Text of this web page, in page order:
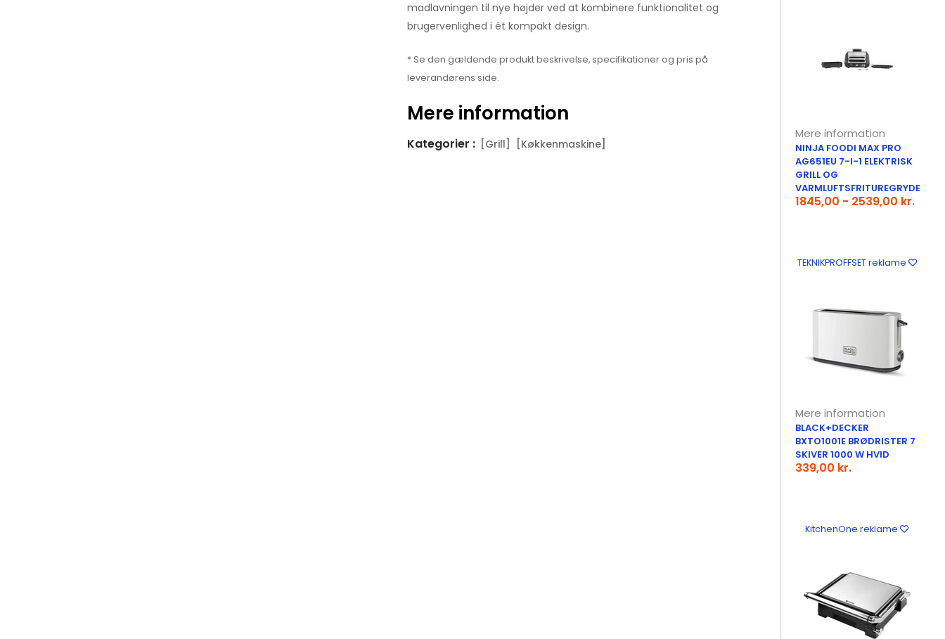
madlavningen til nye højder ved at kombinere funktionalitet og
brugervenlighed i ét kompakt design.
* Se den gældende produkt beskrivelse, specifikationer og pris på
leverandørens side.
Mere information
Kategorier : [Grill] [Køkkenmaskine]
Mere information
NINJA FOODI MAX PRO
AG651EU 7-I-1 ELEKTRISK
GRILL OG
VARMLUFTSFRITUREGRYDE
1845,00 - 2539,00 kr.
TEKNIKPROFFSET reklame
Mere information
BLACK+DECKER
BXTO1001E BRØDRISTER 7
SKIVER 1000 W HVID
339,00 kr.
KitchenOne reklame